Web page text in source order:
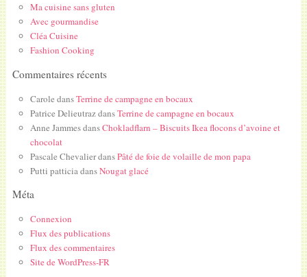
Ma cuisine sans gluten
Avec gourmandise
Cléa Cuisine
Fashion Cooking
Commentaires récents
Carole dansTerrine de campagne en bocaux
Patrice DelieutrazdansTerrine de campagne en bocaux
Anne JammesdansChokladflarn – Biscuits Ikea flocons d’avoine et
chocolat
Pascale ChevalierdansPâté de foie de volaille de mon papa
Putti patticiadansNougat glacé
Méta
Connexion
Flux des publications
Flux des commentaires
Site de WordPress-FR